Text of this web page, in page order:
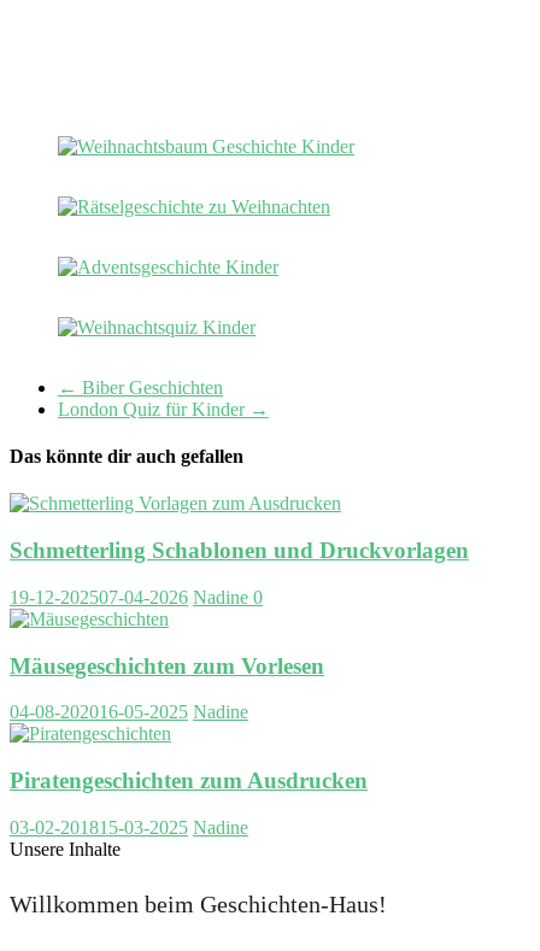
← Biber Geschichten
London Quiz für Kinder →
Das könnte dir auch gefallen
Schmetterling Schablonen und Druckvorlagen
19-12-202507-04-2026 Nadine 0
Mäusegeschichten zum Vorlesen
04-08-202016-05-2025 Nadine
Piratengeschichten zum Ausdrucken
03-02-201815-03-2025 Nadine
Unsere Inhalte
Willkommen beim Geschichten-Haus!